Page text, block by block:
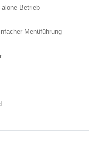
Betrieb
Menüführung